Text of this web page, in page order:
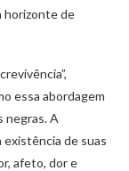
horizonte de
essa abordagem
negras. A
existência de suas
afeto, dor e